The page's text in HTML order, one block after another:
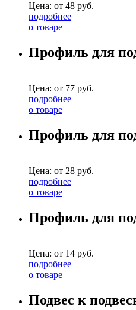
Цена: от 48 руб.
подробнее
о товаре
Профиль для
Цена: от 77 руб.
подробнее
о товаре
Профиль для
Цена: от 28 руб.
подробнее
о товаре
Профиль для
Цена: от 14 руб.
подробнее
о товаре
Подвес к